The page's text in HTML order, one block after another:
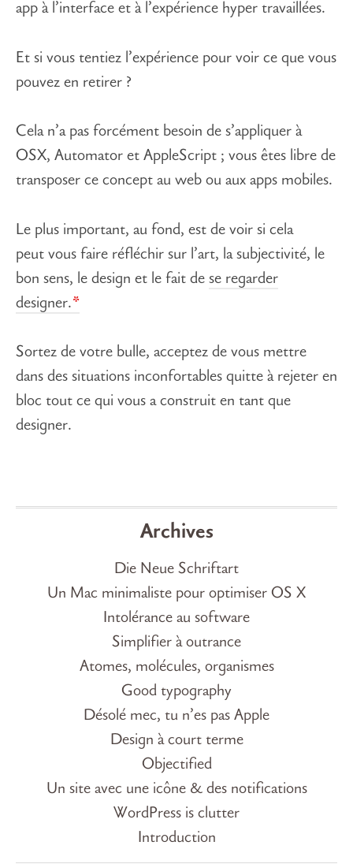
app à l’interface et à l’expérience hyper travaillées.
Et si vous tentiez l’expérience pour voir ce que vous
pouvez en retirer ?
Cela n’a pas forcément besoin de s’appliquer à
OSX, Automator et AppleScript ; vous êtes libre de
transposer ce concept au web ou aux apps mobiles.
Le plus important, au fond, est de voir si cela
peut vous faire réfléchir sur l’art, la subjectivité, le
bon sens, le design et le fait de se regarder
designer.
Sortez de votre bulle, acceptez de vous mettre
dans des situations inconfortables quitte à rejeter en
bloc tout ce qui vous a construit en tant que
designer.
Archives
Die Neue Schriftart
Un Mac minimaliste pour optimiser OS X
Intolérance au software
Simplifier à outrance
Atomes, molécules, organismes
Good typography
Désolé mec, tu n’es pas Apple
Design à court terme
Objectified
Un site avec une icône & des notifications
WordPress is clutter
Introduction